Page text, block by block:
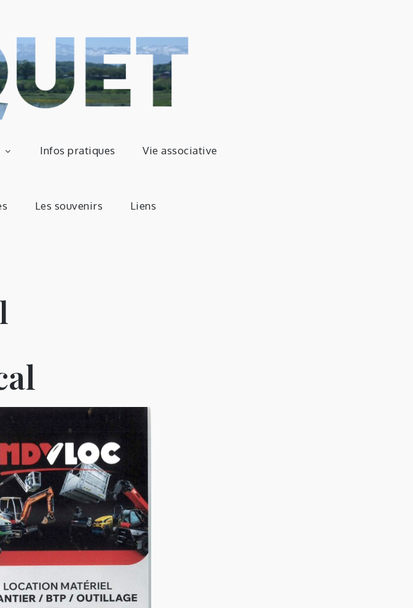
Commune de Luquet
Infos pratiques Vie associative
Les souvenirs Liens